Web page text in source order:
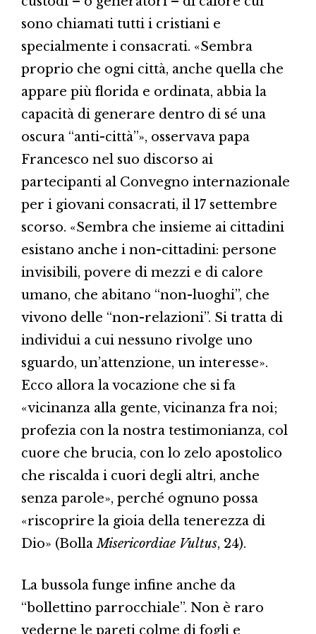
sono chiamati tutti i cristiani e
specialmente i consacrati. «Sembra
proprio che ogni città, anche quella che
appare più florida e ordinata, abbia la
capacità di generare dentro di sé una
oscura “anti-città”», osservava papa
Francesco nel suo discorso ai
partecipanti al Convegno internazionale
per i giovani consacrati, il 17 settembre
scorso. «Sembra che insieme ai cittadini
esistano anche i non-cittadini: persone
invisibili, povere di mezzi e di calore
umano, che abitano “non-luoghi”, che
vivono delle “non-relazioni”. Si tratta di
individui a cui nessuno rivolge uno
sguardo, un’attenzione, un interesse».
Ecco allora la vocazione che si fa
«vicinanza alla gente, vicinanza fra noi;
profezia con la nostra testimonianza, col
cuore che brucia, con lo zelo apostolico
che riscalda i cuori degli altri, anche
senza parole», perché ognuno possa
«riscoprire la gioia della tenerezza di
Dio» (BollaMisericordiae Vultus, 24).
La bussola funge infine anche da
“bollettino parrocchiale”. Non è raro
vederne le pareti colme di fogli e